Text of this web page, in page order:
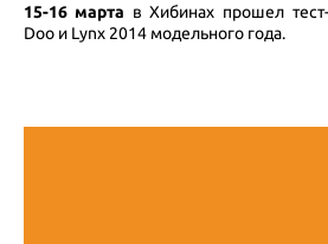
15-16 марта в Хибинах прошел
Doo и Lynx 2014 модельного года.